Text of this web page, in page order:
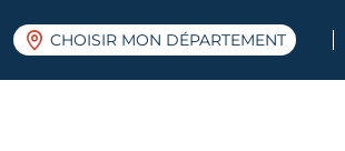
CHOISIR MON DÉPARTEMENT